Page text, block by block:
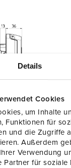
Details
Cookies
um Inhalte
Funktionen für
und die Zugriffe
Außerdem
Verwendung
Partner für soziale